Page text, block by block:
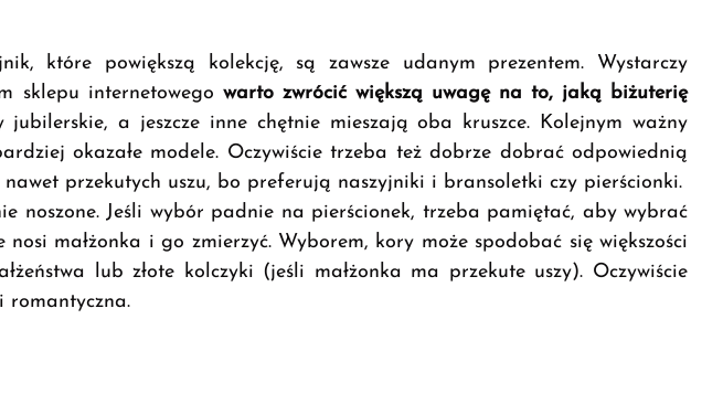
które powiększą kolekcję, są zawsze udanym prezentem. Wystarczy
sklepu internetowego warto zwrócić większą uwagę na to, jaką biżuterię
a jeszcze inne chętnie mieszają oba kruszce. Kolejnym ważny
okazałe modele. Oczywiście trzeba też dobrze dobrać odpowiednią
przekutych uszu, bo preferują naszyjniki i bransoletki czy pierścionki.
noszone. Jeśli wybór padnie na pierścionek, trzeba pamiętać, aby wybrać
małżonka i go zmierzyć. Wyborem, kory może spodobać się większości
lub złote kolczyki (jeśli małżonka ma przekute uszy). Oczywiście
romantyczna.